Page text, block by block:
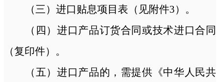
（三）进口贴息项目表（见附件3）。
（四）进口产品订货合同或技术进口合同
（复印件）。
（五）进口产品的，需提供《中华人民共